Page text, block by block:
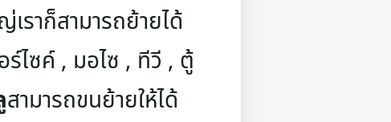
ราก็สามารถย้ายได้
ไซค์ , มอไซ , ทีวี , ตู้
สามารถขนย้ายให้ได้